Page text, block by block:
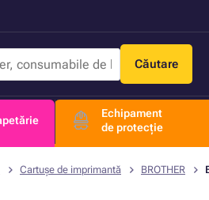
Căutare
Echipament
de protecție
Cartușe de imprimantă BROTHER